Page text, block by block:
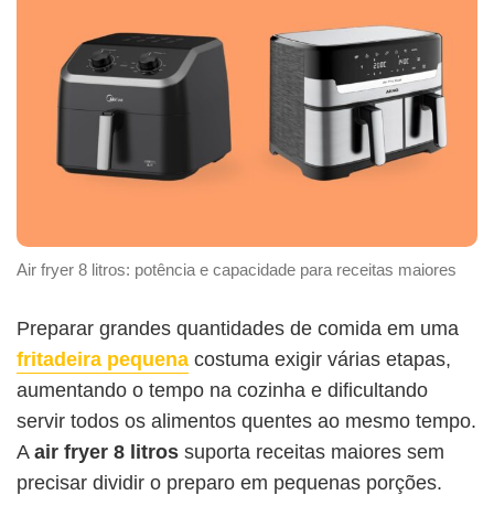
Air fryer 8 litros: potência e capacidade para receitas maiores
Preparar grandes quantidades de comida em uma
fritadeira pequena costuma exigir várias etapas,
aumentando o tempo na cozinha e dificultando
servir todos os alimentos quentes ao mesmo tempo.
A air fryer 8 litros suporta receitas maiores sem
precisar dividir o preparo em pequenas porções.